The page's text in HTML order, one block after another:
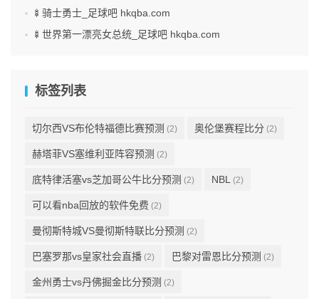
🍢骑士勇士_足球吧 hkqba.com
🍢世界第一漂亮女总统_足球吧 hkqba.com
标签列表
切尔西VS布伦特福德比赛预测 (2) 奥伦堡赛程比分 (2)
赫塔菲VS塞维利亚阵容预测 (2)
底特律活塞vs芝加哥公牛比分预测 (2) NBL (2)
可以看nba回放的软件免费 (2)
曼彻斯特城VS曼彻斯特联比分预测 (2)
巴塞罗那vs皇家社会直播 (2) 巴黎对雷恩比分预测 (2)
金州勇士vs丹佛掘金比分预测 (2)